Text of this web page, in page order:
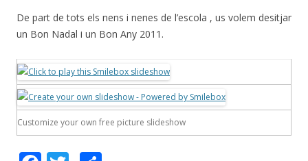
De part de tots els nens i nenes de l’escola , us volem desitjar
un Bon Nadal i un Bon Any 2011.
Customize your own free picture slideshow